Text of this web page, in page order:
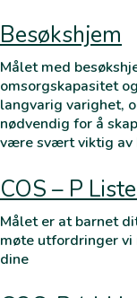
Besøkshjem
Målet med
omsorgskapasitet
langvarig varighet,
nødvendig for å
være svært viktig av
COS – P
Målet er at barnet
møte utfordringer
dine